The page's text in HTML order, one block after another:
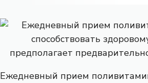
Ежедневный прием